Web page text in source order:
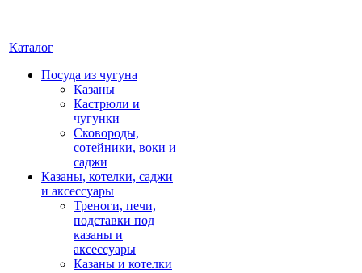
Каталог
Посуда из чугуна
Казаны
Кастрюли и
чугунки
Сковороды,
сотейники, воки и
саджи
Казаны, котелки, саджи
и аксессуары
Треноги, печи,
подставки под
казаны и
аксессуары
Казаны и котелки